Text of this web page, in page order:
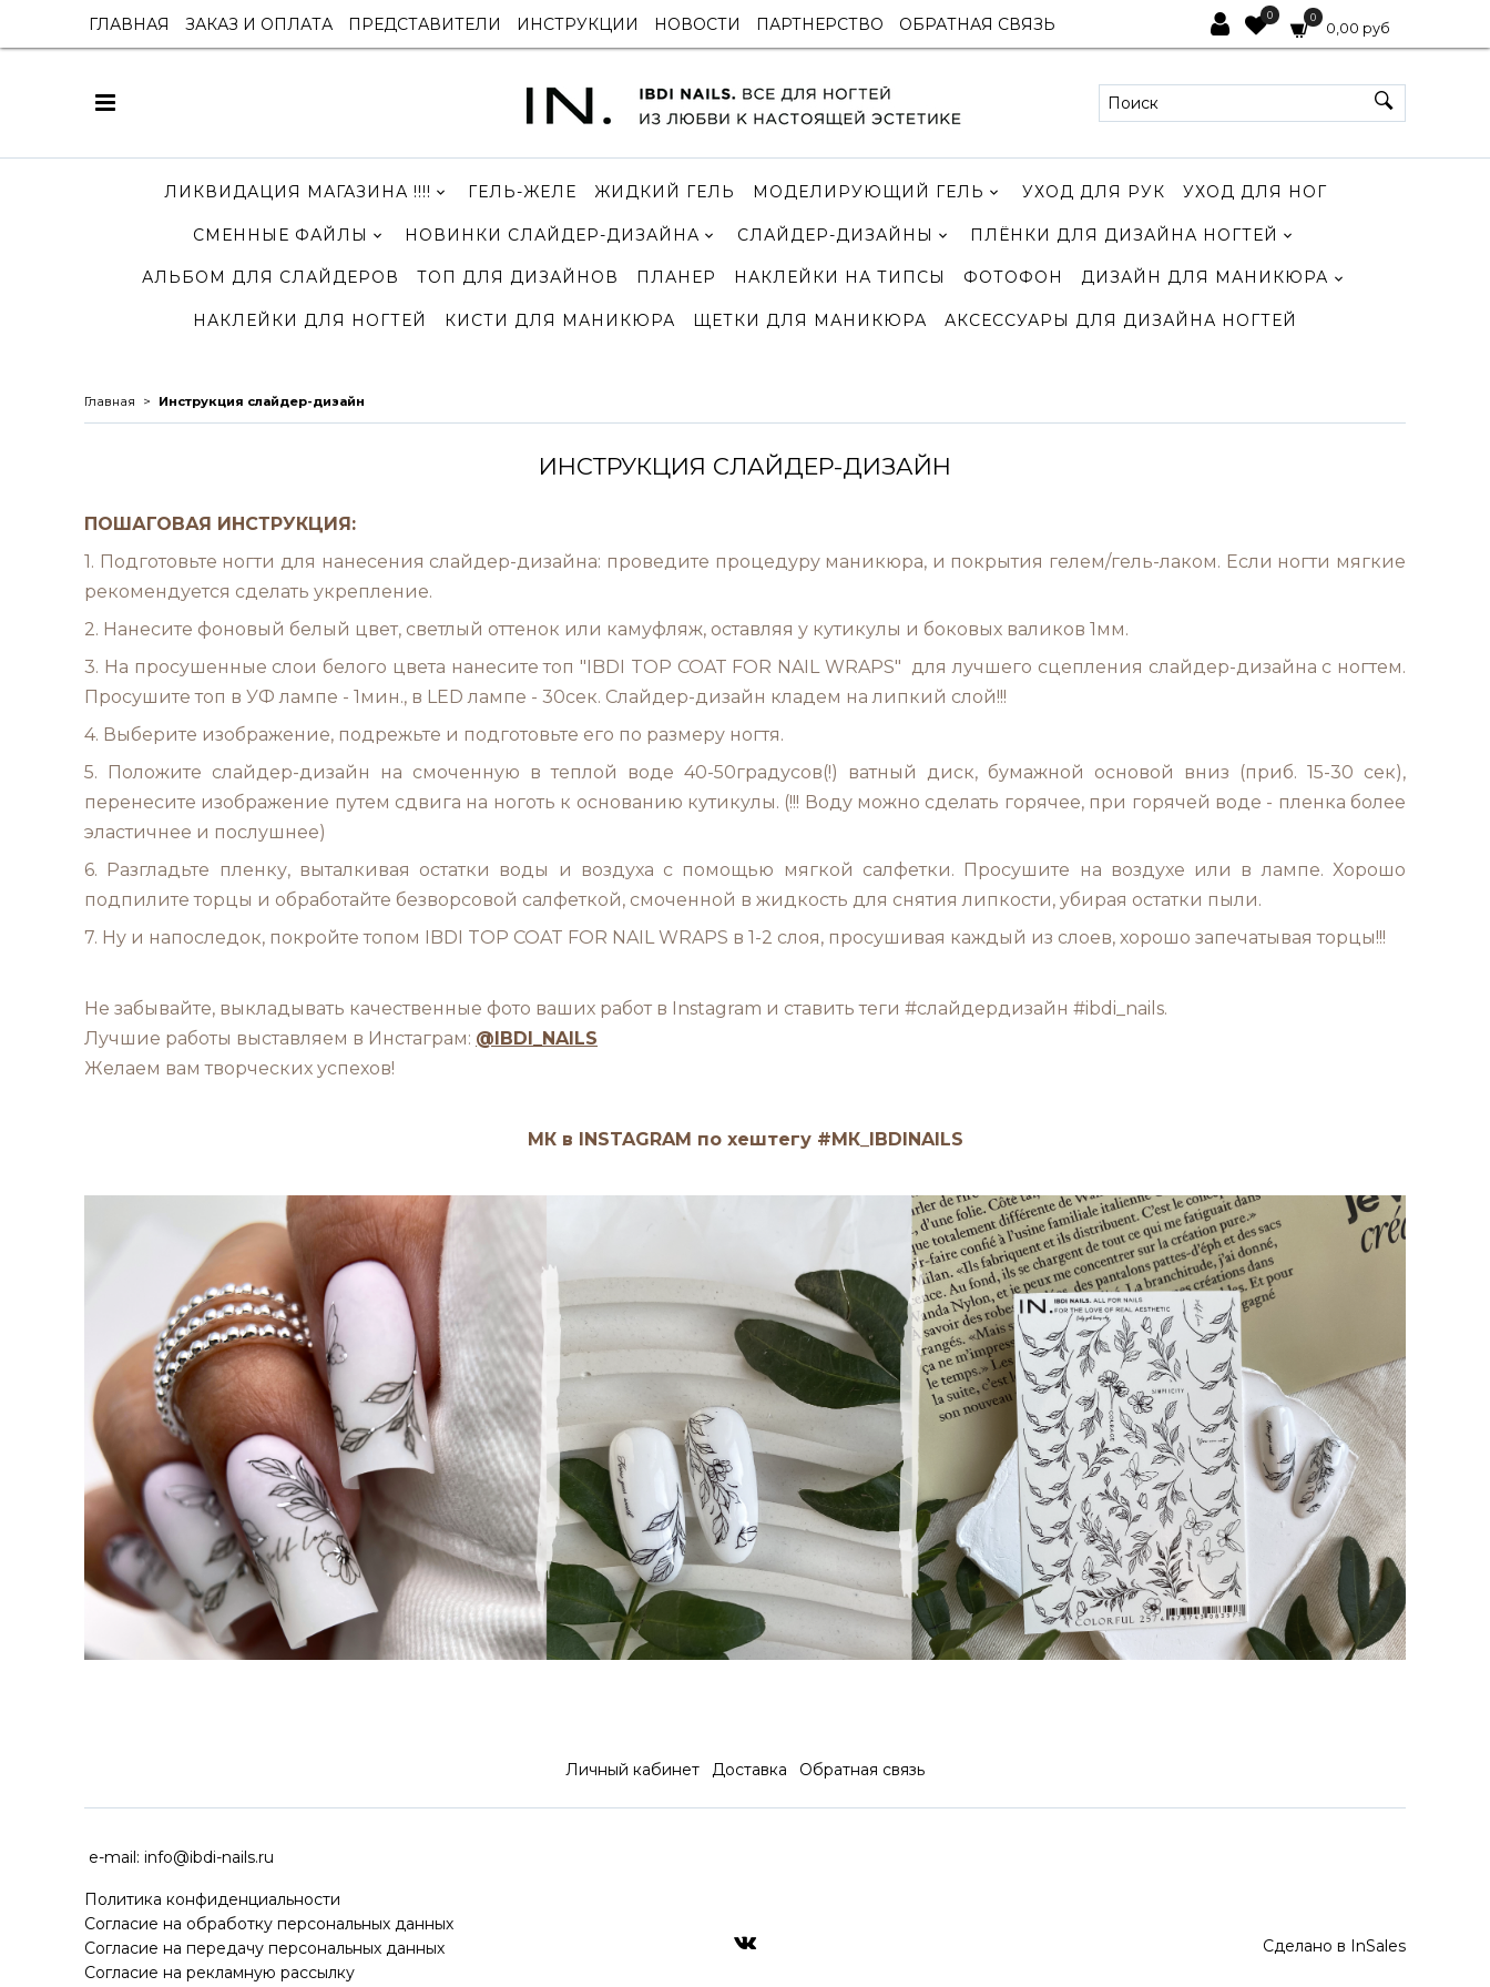
ГЛАВНАЯ ЗАКАЗ И ОПЛАТА ПРЕДСТАВИТЕЛИ ИНСТРУКЦИИ НОВОСТИ ПАРТНЕРСТВО ОБРАТНАЯ СВЯЗЬ 0 0
0,00 руб
ЛИКВИДАЦИЯ МАГАЗИНА !!!! ГЕЛЬ-ЖЕЛЕ ЖИДКИЙ ГЕЛЬ МОДЕЛИРУЮЩИЙ ГЕЛЬ УХОД ДЛЯ РУК УХОД ДЛЯ НОГ
СМЕННЫЕ ФАЙЛЫ НОВИНКИ СЛАЙДЕР-ДИЗАЙНА СЛАЙДЕР-ДИЗАЙНЫ ПЛЁНКИ ДЛЯ ДИЗАЙНА НОГТЕЙ
АЛЬБОМ ДЛЯ СЛАЙДЕРОВ ТОП ДЛЯ ДИЗАЙНОВ ПЛАНЕР НАКЛЕЙКИ НА ТИПСЫ ФОТОФОН ДИЗАЙН ДЛЯ МАНИКЮРА
НАКЛЕЙКИ ДЛЯ НОГТЕЙ КИСТИ ДЛЯ МАНИКЮРА ЩЕТКИ ДЛЯ МАНИКЮРА АКСЕССУАРЫ ДЛЯ ДИЗАЙНА НОГТЕЙ
Главная Инструкция слайдер-дизайн
ИНСТРУКЦИЯ СЛАЙДЕР-ДИЗАЙН
ПОШАГОВАЯ ИНСТРУКЦИЯ:
1. Подготовьте ногти для нанесения слайдер-дизайна: проведите процедуру маникюра, и покрытия гелем/гель-лаком. Если ногти мягкие
рекомендуется сделать укрепление.
2. Нанесите фоновый белый цвет, светлый оттенок или камуфляж, оставляя у кутикулы и боковых валиков 1мм.
3. На просушенные слои белого цвета нанесите топ "IBDI TOP COAT FOR NAIL WRAPS" для лучшего сцепления слайдер-дизайна с ногтем.
Просушите топ в УФ лампе - 1мин., в LED лампе - 30сек. Слайдер-дизайн кладем на липкий слой!!!
4. Выберите изображение, подрежьте и подготовьте его по размеру ногтя.
5. Положите слайдер-дизайн на смоченную в теплой воде 40-50градусов(!) ватный диск, бумажной основой вниз (приб. 15-30 сек),
перенесите изображение путем сдвига на ноготь к основанию кутикулы. (!!! Воду можно сделать горячее, при горячей воде - пленка более
эластичнее и послушнее)
6. Разгладьте пленку, выталкивая остатки воды и воздуха с помощью мягкой салфетки. Просушите на воздухе или в лампе. Хорошо
подпилите торцы и обработайте безворсовой салфеткой, смоченной в жидкость для снятия липкости, убирая остатки пыли.
7. Ну и напоследок, покройте топом IBDI TOP COAT FOR NAIL WRAPS в 1-2 слоя, просушивая каждый из слоев, хорошо запечатывая торцы!!!
Не забывайте, выкладывать качественные фото ваших работ в Instagram и ставить теги #слайдердизайн #ibdi_nails.
Лучшие работы выставляем в Инстаграм: @IBDI_NAILS
Желаем вам творческих успехов!
МК в INSTAGRAM по хештегу #МК_IBDINAILS
Личный кабинет Доставка Обратная связь
e-mail: info@ibdi-nails.ru
Политика конфиденциальности
Согласие на обработку персональных данных
Согласие на передачу персональных данных
Согласие на рекламную рассылку
Сделано в InSales